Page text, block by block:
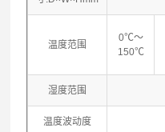
温度范围
0℃～
150℃
湿度范围
温度波动度